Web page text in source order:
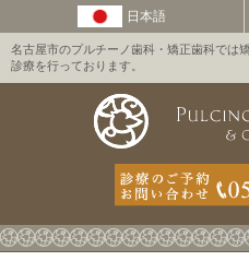
名古屋市のプルチーノ歯科・矯正歯科では
診療を行っております。